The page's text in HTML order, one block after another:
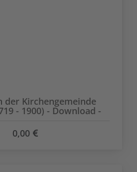
der Kirchengemeinde
- 1900) - Download -
0,00